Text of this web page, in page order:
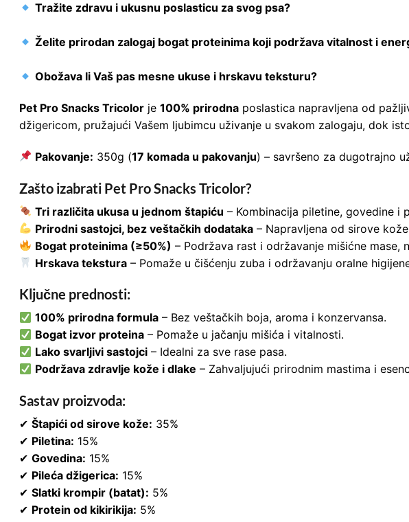
Tražite zdravu i ukusnu poslasticu za svog psa?
Želite prirodan zalogaj bogat proteinima koji podržava vitalnost i
Obožava li Vaš pas mesne ukuse i hrskavu teksturu?
Pet Pro Snacks Tricolor je 100% prirodna poslastica napravljena od
džigericom, pružajući Vašem ljubimcu uživanje u svakom zalogaju, dok
Pakovanje: 350g (17 komada u pakovanju) – savršeno za dugotrajno
Zašto izabrati Pet Pro Snacks Tricolor?
Tri različita ukusa u jednom štapiću – Kombinacija piletine, govedine i
Prirodni sastojci, bez veštačkih dodataka – Napravljena od sirove
Bogat proteinima (≥50%) – Podržava rast i održavanje mišićne
Hrskava tekstura – Pomaže u čišćenju zuba i održavanju oralne
Ključne prednosti:
100% prirodna formula – Bez veštačkih boja, aroma i konzervansa.
Bogat izvor proteina – Pomaže u jačanju mišića i vitalnosti.
Lako svarljivi sastojci – Idealni za sve rase pasa.
Podržava zdravlje kože i dlake – Zahvaljujući prirodnim mastima i
Sastav proizvoda:
✔ Štapići od sirove kože: 35%
✔ Piletina: 15%
✔ Govedina: 15%
✔ Pileća džigerica: 15%
✔ Slatki krompir (batat): 5%
✔ Protein od kikirikija: 5%